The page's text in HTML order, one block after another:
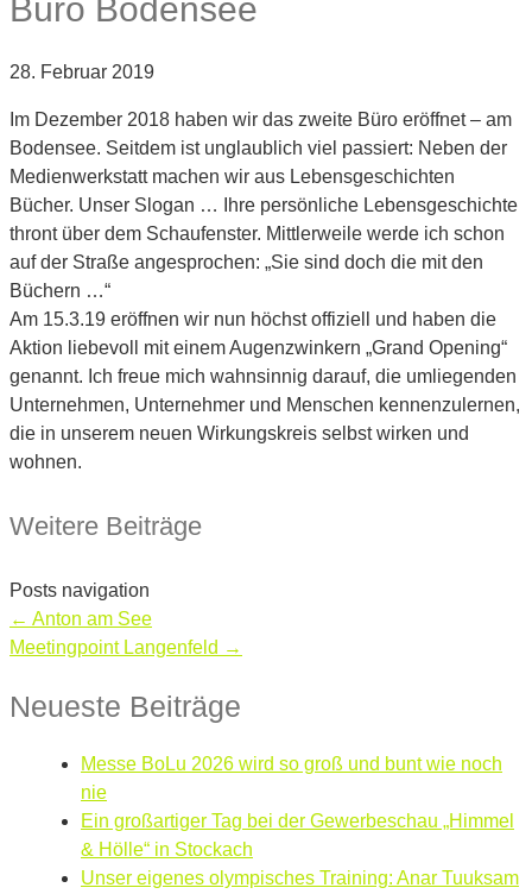
Büro Bodensee
28. Februar 2019
Im Dezember 2018 haben wir das zweite Büro eröffnet – am
Bodensee. Seitdem ist unglaublich viel passiert: Neben der
Medienwerkstatt machen wir aus Lebensgeschichten
Bücher. Unser Slogan … Ihre persönliche Lebensgeschichte
thront über dem Schaufenster. Mittlerweile werde ich schon
auf der Straße angesprochen: „Sie sind doch die mit den
Büchern …“
Am 15.3.19 eröffnen wir nun höchst offiziell und haben die
Aktion liebevoll mit einem Augenzwinkern „Grand Opening“
genannt. Ich freue mich wahnsinnig darauf, die umliegenden
Unternehmen, Unternehmer und Menschen kennenzulernen,
die in unserem neuen Wirkungskreis selbst wirken und
wohnen.
Weitere Beiträge
Posts navigation
← Anton am See
Meetingpoint Langenfeld →
Neueste Beiträge
Messe BoLu 2026 wird so groß und bunt wie noch
nie
Ein großartiger Tag bei der Gewerbeschau „Himmel
& Hölle“ in Stockach
Unser eigenes olympisches Training: Anar Tuuksam